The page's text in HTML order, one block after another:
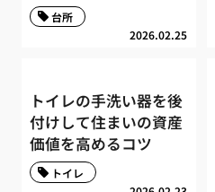
2026.02.25
台所
トイレの手洗い器を後
付けして住まいの資産
価値を高めるコツ
トイレ